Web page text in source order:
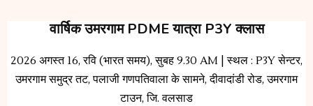
वार्षिक उमरगाम PDME यात्रा P3Y क्लास
2026 अगस्त 16, रवि (भारत समय), सुबह 9.30 AM | स्थल : P3Y सेन्टर,
उमरगाम समुद्र तट, पलाजी गणपतिवाला के सामने, दीवादांडी रोड, उमरगाम
टाउन, जि. वलसाड